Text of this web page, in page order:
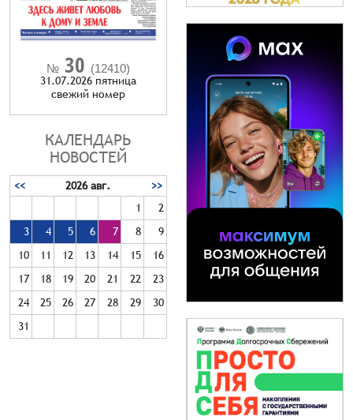
№ 30 (12410)
31.07.2026 пятница
cвежий номер
КАЛЕНДАРЬ
НОВОСТЕЙ
<< 2026 авг.
>>
1
2
3
4 5 6 7 8
9
10
11 12 13 14 15
16
17
18 19 20 21 22
23
24
25 26 27 28 29
30
31